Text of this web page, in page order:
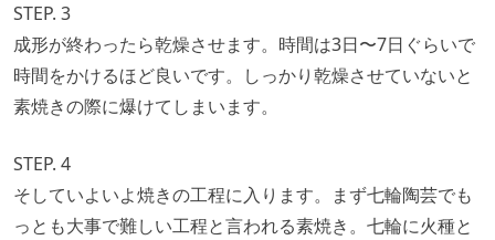
STEP. 3
成形が終わったら乾燥させます。時間は3日〜7日ぐらいで
時間をかけるほど良いです。しっかり乾燥させていないと
素焼きの際に爆けてしまいます。
STEP. 4
そしていよいよ焼きの工程に入ります。まず七輪陶芸でも
っとも大事で難しい工程と言われる素焼き。七輪に火種と